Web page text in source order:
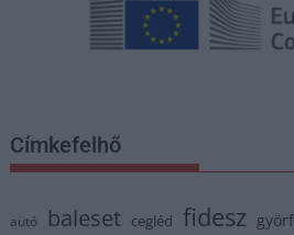
Címkefelhő
autó baleset cegléd fidesz